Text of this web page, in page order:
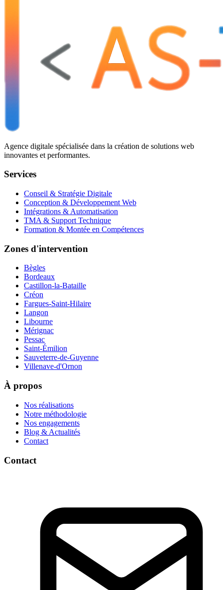
Agence digitale spécialisée dans la création de solutions web
innovantes et performantes.
Services
Conseil & Stratégie Digitale
Conception & Développement Web
Intégrations & Automatisation
TMA & Support Technique
Formation & Montée en Compétences
Zones d'intervention
Bègles
Bordeaux
Castillon-la-Bataille
Créon
Fargues-Saint-Hilaire
Langon
Libourne
Mérignac
Pessac
Saint-Émilion
Sauveterre-de-Guyenne
Villenave-d'Ornon
À propos
Nos réalisations
Notre méthodologie
Nos engagements
Blog & Actualités
Contact
Contact